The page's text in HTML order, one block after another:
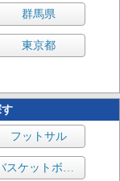
群馬県
東京都
フットサル
バスケットボール